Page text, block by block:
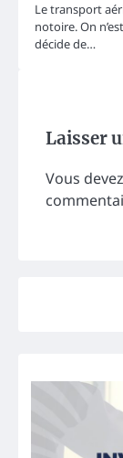
Le transport
notoire. On
décide de…
Laisser
Vous devez